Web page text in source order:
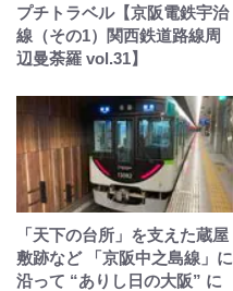
プチトラベル【京阪電鉄宇治
線（その1）関西鉄道路線周
辺曼荼羅 vol.31】
「天下の台所」を支えた蔵屋
敷跡など 「京阪中之島線」に
沿って “ありし日の大阪” に